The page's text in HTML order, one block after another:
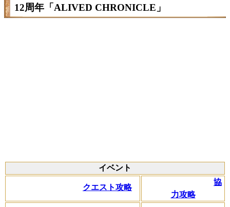
12周年「ALIVED CHRONICLE」
イベント
クエスト攻略
協
力攻略